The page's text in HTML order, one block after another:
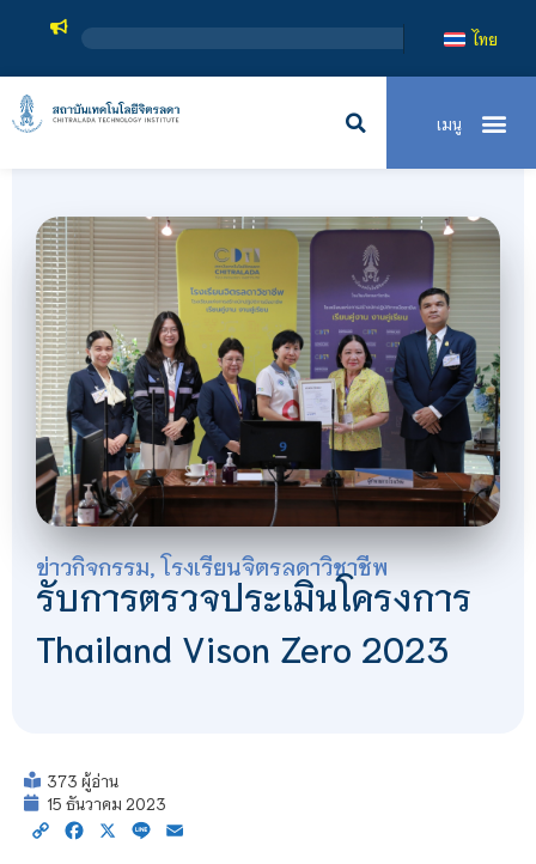
สถาบันเ
ไทย
ข่าวกิจกรรม ,โรงเรียนจิตรลดาวิชาชีพ
รับการตรวจประเมินโครงการ
Thailand Vison Zero 2023
373 ผู้อ่าน
15 ธันวาคม 2023
Copy Facebook
X Line